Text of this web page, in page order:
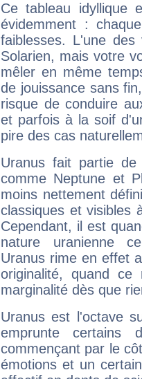
Ce tableau idyllique
évidemment :
faiblesses. L'une
Solarien, mais votre
mêler en même
de jouissance sans
risque de conduire
et parfois à la soif
pire des cas
Uranus fait partie
comme Neptune et
moins nettement
classiques et visibles
Cependant, il est
nature uranienne
Uranus rime en effet
originalité, quand ce
marginalité dès que
Uranus est l'octave
emprunte
commençant par le
émotions et un